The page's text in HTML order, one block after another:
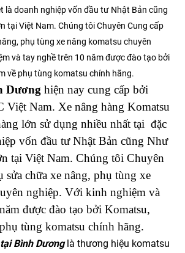
là doanh nghiệp vốn đầu tư Nhật Bản cũng
tại Việt Nam. Chúng tôi Chuyên Cung cấp
phụ tùng xe nâng komatsu chuyên
và tay nghề trên 10 năm được đào tạo bởi
về phụ tùng komatsu chính hãng.
Dương hiện nay cung cấp bởi
Nam. Xe nâng hàng Komatsu
lớn sử dụng nhiều nhất tại đặc
vốn đầu tư Nhật Bản cũng Như
tại Việt Nam. Chúng tôi Chuyên
sửa chữa xe nâng, phụ tùng xe
nghiệp. Với kinh nghiệm và
được đào tạo bởi Komatsu,
tùng komatsu chính hãng.
Bình Dươnglà thương hiệu komatsu